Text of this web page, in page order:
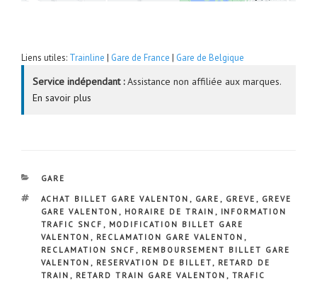
Liens utiles: Trainline | Gare de France | Gare de Belgique
Service indépendant :Assistance non affiliée aux marques.
En savoir plus
CATÉGORIES
GARE
ÉTIQUETTES
ACHAT BILLET GARE VALENTON , GARE , GREVE , GREVE
GARE VALENTON , HORAIRE DE TRAIN , INFORMATION
TRAFIC SNCF , MODIFICATION BILLET GARE
VALENTON , RECLAMATION GARE VALENTON ,
RECLAMATION SNCF , REMBOURSEMENT BILLET GARE
VALENTON , RESERVATION DE BILLET , RETARD DE
TRAIN , RETARD TRAIN GARE VALENTON , TRAFIC